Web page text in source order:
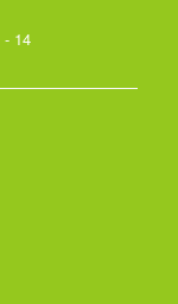
- 14